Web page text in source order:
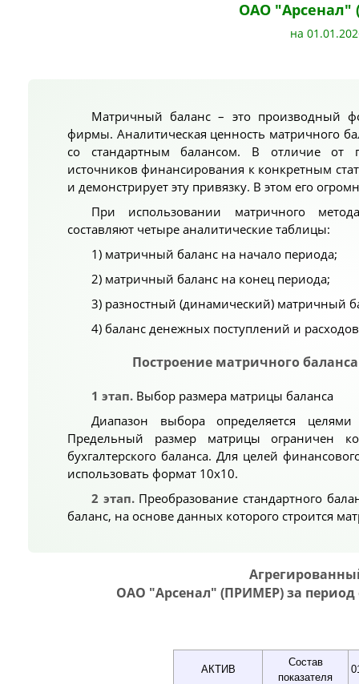
ОАО "Арсенал"
на
Матричный баланс – это производный
фирмы. Аналитическая ценность матричного
со стандартным балансом. В отличие от
источников финансирования к конкретным
и демонстрирует эту привязку. В этом его
При использовании матричного
составляют четыре аналитические таблицы:
1) матричный баланс на начало периода;
2) матричный баланс на конец периода;
3) разностный (динамический) матричный
4) баланс денежных поступлений и
Построение матричного
1 этап. Выбор размера матрицы баланса
Диапазон выбора определяется
Предельный размер матрицы ограничен
бухгалтерского баланса. Для целей
использовать формат 10х10.
2 этап.Преобразование стандартного
баланс, на основе данных которого строится
ОАО "Арсенал" (ПРИМЕР) за период с
АКТИВ
Состав
показателя